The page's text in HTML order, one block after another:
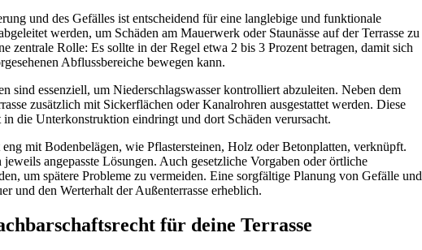
und des Gefälles ist entscheidend für eine langlebige und funktionale
werden, um Schäden am Mauerwerk oder Staunässe auf der Terrasse zu
zentrale Rolle: Es sollte in der Regel etwa 2 bis 3 Prozent betragen, damit sich
Abflussbereiche bewegen kann.
sind essenziell, um Niederschlagswasser kontrolliert abzuleiten. Neben dem
zusätzlich mit Sickerflächen oder Kanalrohren ausgestattet werden. Diese
die Unterkonstruktion eindringt und dort Schäden verursacht.
eng mit Bodenbelägen, wie Pflastersteinen, Holz oder Betonplatten, verknüpft.
angepasste Lösungen. Auch gesetzliche Vorgaben oder örtliche
um spätere Probleme zu vermeiden. Eine sorgfältige Planung von Gefälle und
und den Werterhalt der Außenterrasse erheblich.
für deine Terrasse